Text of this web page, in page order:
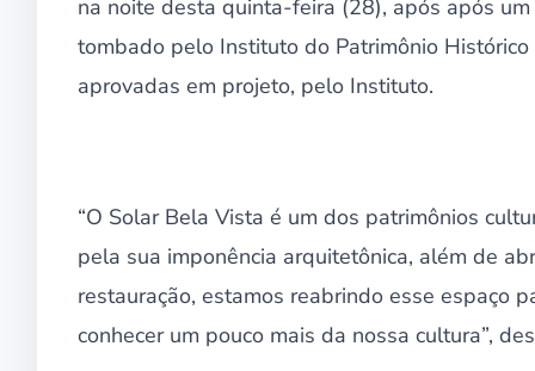
na noite desta quinta-feira (28), após após
tombado pelo Instituto do Patrimônio
aprovadas em projeto, pelo Instituto.
“O Solar Bela Vista é um dos patrimônios
pela sua imponência arquitetônica, além de
restauração, estamos reabrindo esse espaço
conhecer um pouco mais da nossa cultura”,